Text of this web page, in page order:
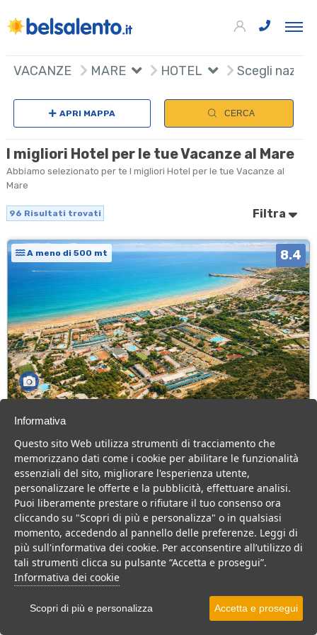
VACANZE MARE HOTEL Scegli
APRI MAPPA CERCA
I migliori Hotel per le tue Vacanze al Mare
Abbiamo selezionato per te I migliori Hotel per le tue Vacanze al
Mare
96 Risultati trovati Filtra
A meno di 500 mt 8.4
Green Park Village
107 Camere
Villaggio a Vieste, con piscina e animazione, ideale per famiglie
con bambini.
Villaggio Hotel
VEDI SU MAPPA
INFO STRUTTURA
+
Informativa
Questo sito Web utilizza strumenti di tracciamento che
memorizzano dati come i cookie per abilitare le funzionalità
essenziali del sito, migliorare l'esperienza utente,
personalizzare le offerte e la pubblicità, effettuare analisi.
Puoi liberamente prestare o rifiutare il tuo consenso ora
cliccando su "Scopri di più e personalizza" o in qualsiasi
momento, accedendo al pannello delle preferenze. Leggi di
più sull'informativa dei cookie. Per acconsentire all’utilizzo di
tali strumenti clicca su pulsante “Accetta e prosegui”.
Informativa dei cookie
Scopri di più e personalizza Accetta e prosegui